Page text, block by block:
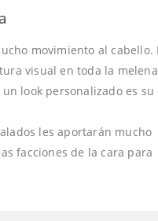
movimiento al cabello.
visual en toda la
look personalizado es su
les aportarán mucho
facciones de la cara para